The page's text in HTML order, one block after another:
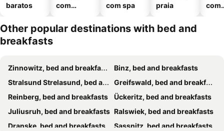
baratos
com
com spa
praia
com
Other popular destinations with bed and
breakfasts
Zinnowitz, bed and breakfasts
Binz, bed and breakfasts
Stralsund Strelasund, bed and breakfasts
Greifswald, bed and breakfasts
Reinberg, bed and breakfasts
Ückeritz, bed and breakfasts
Juliusruh, bed and breakfasts Ralswiek, bed and breakfasts
Dranske, bed and breakfasts
Sassnitz, bed and breakfasts